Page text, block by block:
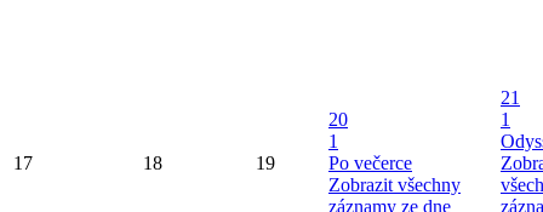
17 18 19
20
1
Po večerce
Zobrazit všechny
záznamy ze dne
21
1